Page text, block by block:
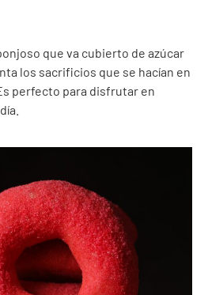
que va cubierto de azúcar
los sacrificios que se hacían en
perfecto para disfrutar en